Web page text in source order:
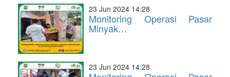
23 Jun 2024 14:28
Monitoring Operasi Pasar
Minyak…
23 Jun 2024 14:28